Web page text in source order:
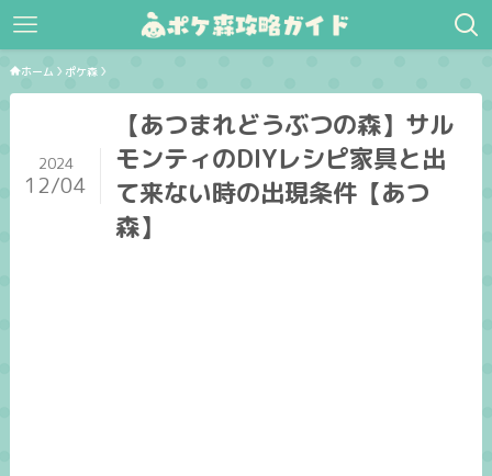
ホーム ポケ森
【あつまれどうぶつの森】サル
モンティのDIYレシピ家具と出
て来ない時の出現条件【あつ
森】
2024
12/04